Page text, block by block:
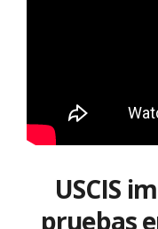
USCIS
pruebas